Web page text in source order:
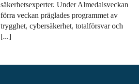
säkerhetsexperter. Under Almedalsveckan
förra veckan präglades programmet av
trygghet, cybersäkerhet, totalförsvar och
[...]